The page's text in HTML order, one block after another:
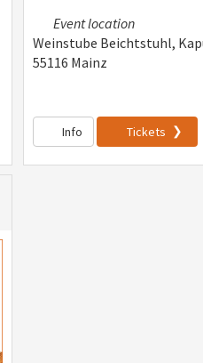
Event location
Weinstube Beichtstuhl,
55116 Mainz
Info Tickets